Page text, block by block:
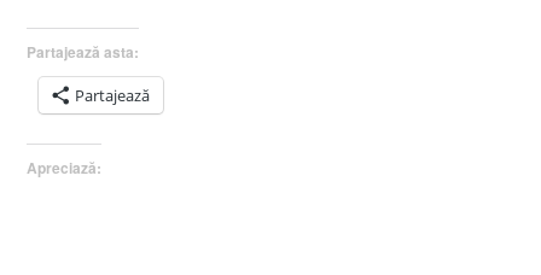
Partajează asta:
Partajează
Apreciază: